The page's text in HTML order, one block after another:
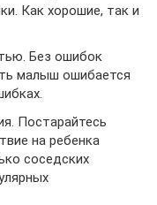
Как хорошие, так и
Без ошибок
малыш ошибается
Постарайтесь
на ребенка
соседских